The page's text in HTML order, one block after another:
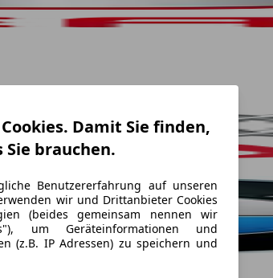
Damit Sie finden,
Sie brauchen.
Benutzererfahrung auf unseren
wir und Drittanbieter Cookies
(beides gemeinsam nennen wir
um Geräteinformationen und
(z.B. IP Adressen) zu speichern und